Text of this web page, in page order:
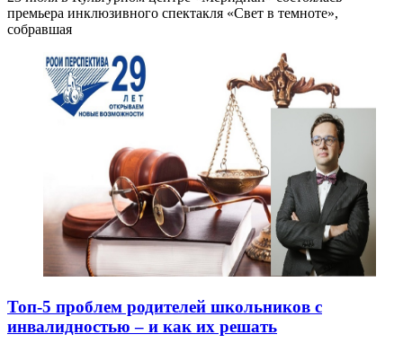
премьера инклюзивного спектакля «Свет в темноте»,
собравшая
Топ-5 проблем родителей школьников с
инвалидностью – и как их решать